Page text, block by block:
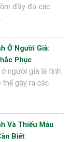
đầy đủ các
Ở Người Già:
Phục
người già là tình
thể gây ra các
Và Thiếu Máu
Biết